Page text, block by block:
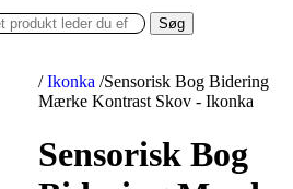
Søg
/ Ikonka /Sensorisk Bog Bidering
Mærke Kontrast Skov - Ikonka
Sensorisk Bog